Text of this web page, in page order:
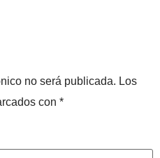
no será publicada. Los
con *